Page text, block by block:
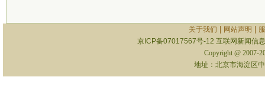
关于我们 网站声明
京ICP备07017567号-12 互联网新闻信
Copyright @ 2007-
地址：北京市海淀区